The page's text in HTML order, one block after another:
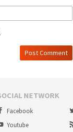
NETWORK
Facebook
Youtube